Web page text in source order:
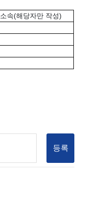
소속(해당자만 작성)
등록